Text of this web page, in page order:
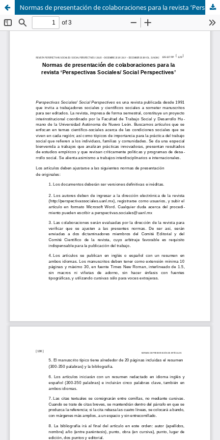
Normas de presentación de colaboraciones para la revista ‘Perspectivas Sociales/ Social Perspectives’